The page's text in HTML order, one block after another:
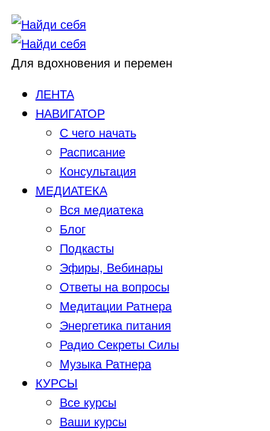
Для вдохновения и перемен
ЛЕНТА
НАВИГАТОР
С чего начать
Расписание
Консультация
МЕДИАТЕКА
Вся медиатека
Блог
Подкасты
Эфиры, Вебинары
Ответы на вопросы
Медитации Ратнера
Энергетика питания
Радио Секреты Силы
Музыка Ратнера
КУРСЫ
Все курсы
Ваши курсы